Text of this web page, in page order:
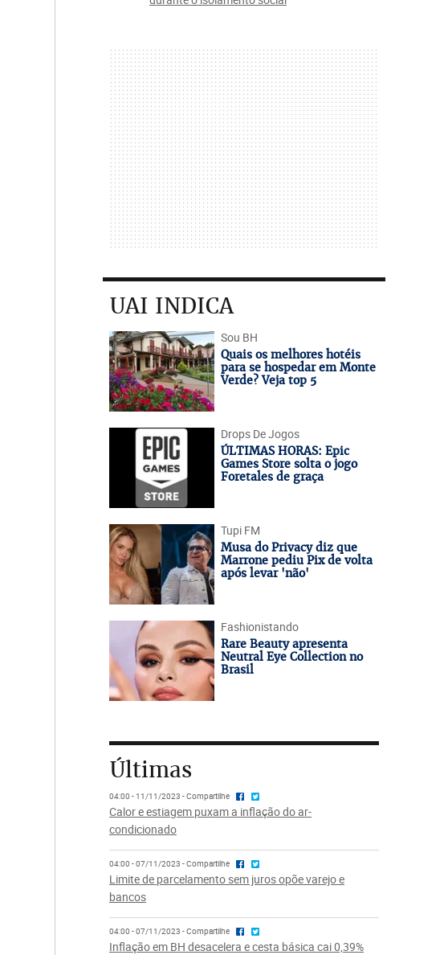
UAI INDICA
Sou BH
Quais os melhores hotéis
para se hospedar em Monte
Verde? Veja top 5
Drops De Jogos
ÚLTIMAS HORAS: Epic
Games Store solta o jogo
Foretales de graça
Tupi FM
Musa do Privacy diz que
Marrone pediu Pix de volta
após levar 'não'
Fashionistando
Rare Beauty apresenta
Neutral Eye Collection no
Brasil
Últimas
04:00 - 11/11/2023 - Compartilhe
Calor e estiagem puxam a inflação do ar-
condicionado
04:00 - 07/11/2023 - Compartilhe
Limite de parcelamento sem juros opõe varejo e
bancos
04:00 - 07/11/2023 - Compartilhe
Inflação em BH desacelera e cesta básica cai 0,39%